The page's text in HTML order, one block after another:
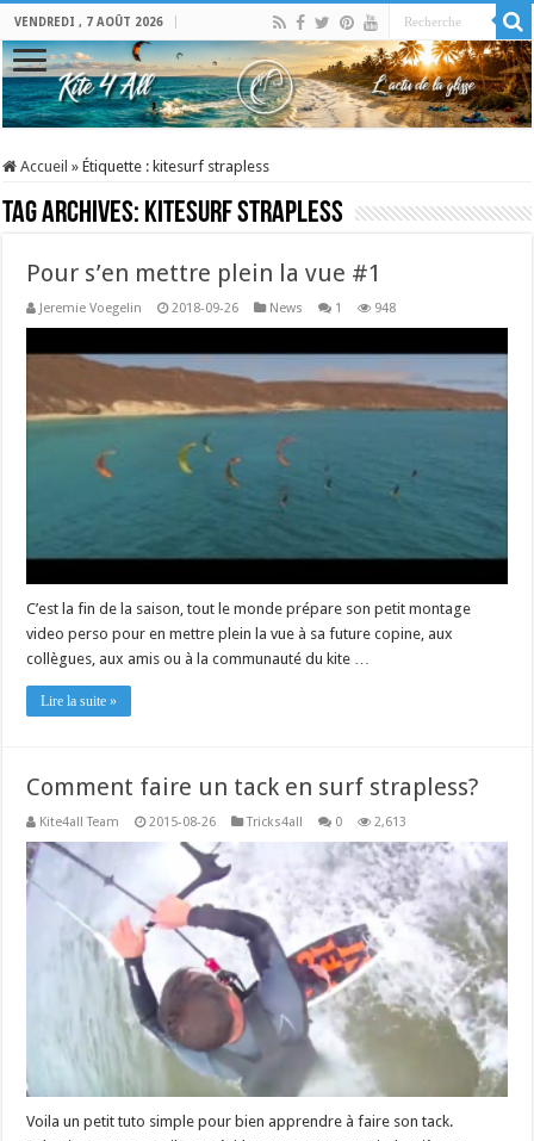
VENDREDI , 7 AOÛT 2026
Accueil » Étiquette : kitesurf strapless
Tag Archives: kitesurf strapless
Pour s’en mettre plein la vue #1
Jeremie Voegelin 2018-09-26 News 1 948
C’est la fin de la saison, tout le monde prépare son petit montage
video perso pour en mettre plein la vue à sa future copine, aux
collègues, aux amis ou à la communauté du kite …
Lire la suite »
Comment faire un tack en surf strapless?
Kite4all Team 2015-08-26 Tricks4all 0 2,613
Voila un petit tuto simple pour bien apprendre à faire son tack.